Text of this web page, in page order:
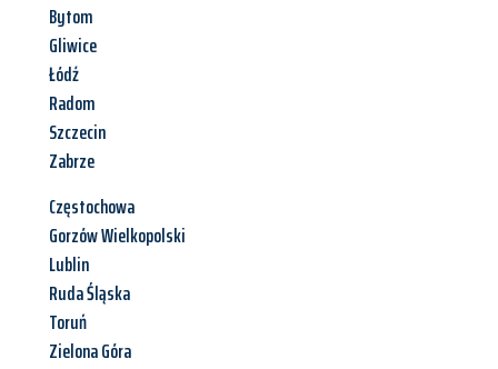
Bytom
Gliwice
Łódź
Radom
Szczecin
Zabrze
Częstochowa
Gorzów Wielkopolski
Lublin
Ruda Śląska
Toruń
Zielona Góra